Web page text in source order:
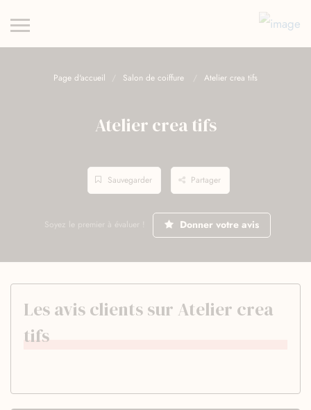
Page d'accueil Salon de coiffure Atelier crea tifs
Atelier crea tifs
Sauvegarder Partager
Soyez le premier à évaluer ! Donner votre avis
Les avis clients sur Atelier crea
tifs